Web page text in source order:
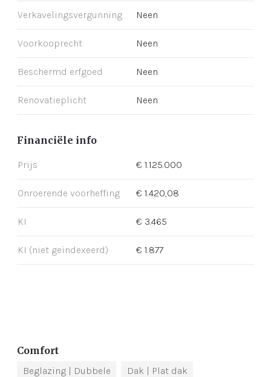
Verkavelingsvergunning Neen
Voorkooprecht Neen
Beschermd erfgoed Neen
Renovatieplicht Neen
Financiële info
Prijs € 1.125.000
Onroerende voorheffing € 1.420,08
KI € 3.465
KI (niet geïndexeerd) € 1.877
Comfort
Beglazing | Dubbele Dak | Plat dak